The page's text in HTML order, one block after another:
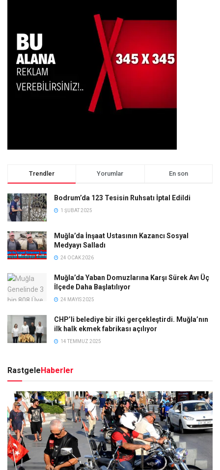
Trendler Yorumlar En son
Bodrum’da 123 Tesisin Ruhsatı İptal Edildi
1 ŞUBAT 2025
Muğla’da İnşaat Ustasının Kazancı Sosyal
Medyayı Salladı
24 OCAK 2026
Muğla’da Yaban Domuzlarına Karşı Sürek Avı Üç
İlçede Daha Başlatılıyor
24 MAYIS 2025
CHP’li belediye bir ilki gerçekleştirdi. Muğla’nın
ilk halk ekmek fabrikası açılıyor
14 TEMMUZ 2025
Rastgele Haberler